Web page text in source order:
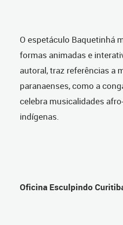
O espetáculo Baquetinhá
formas animadas e
autoral, traz referências a
paranaenses, como a
celebra musicalidades
indígenas.
Oficina Esculpindo